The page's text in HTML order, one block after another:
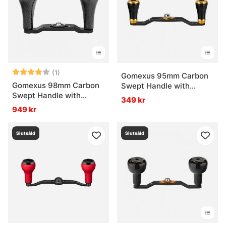
Betyg: (1)
4.0 utav 5 stjärnor
Gomexus 98mm Carbon
Swept Handle with
30mm Carbon Knob
949 kr
Gomexus 95mm Carbon
Swept Handle with
20mm Aluminium Knob
349 kr
Slutsåld Slutsåld